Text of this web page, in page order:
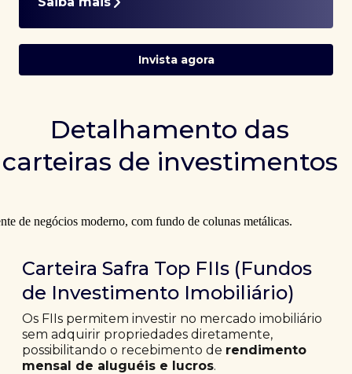
Invista agora
Detalhamento das
carteiras de investimentos
Carteira Safra Top FIIs (Fundos
de Investimento Imobiliário)
Os FIIs permitem investir no mercado imobiliário
sem adquirir propriedades diretamente,
possibilitando o recebimento de rendimento
mensal de aluguéis e lucros.